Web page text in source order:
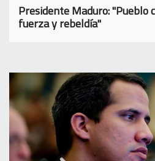
Presidente Maduro: "Pueblo
fuerza y rebeldía"